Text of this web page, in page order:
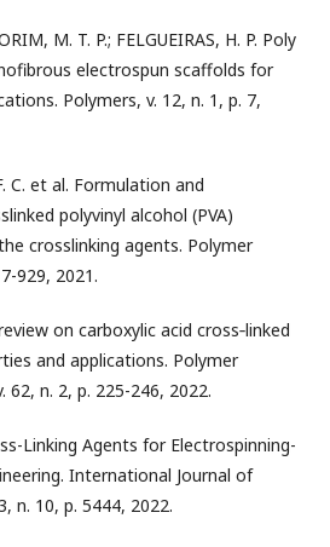
M. T. P.; FELGUEIRAS, H. P. Poly
electrospun scaffolds for
Polymers, v. 12, n. 1, p. 7,
C. et al. Formulation and
polyvinyl alcohol (PVA)
crosslinking agents. Polymer
929, 2021.
on carboxylic acid cross‐linked
and applications. Polymer
62, n. 2, p. 225-246, 2022.
Linking Agents for Electrospinning-
International Journal of
n. 10, p. 5444, 2022.